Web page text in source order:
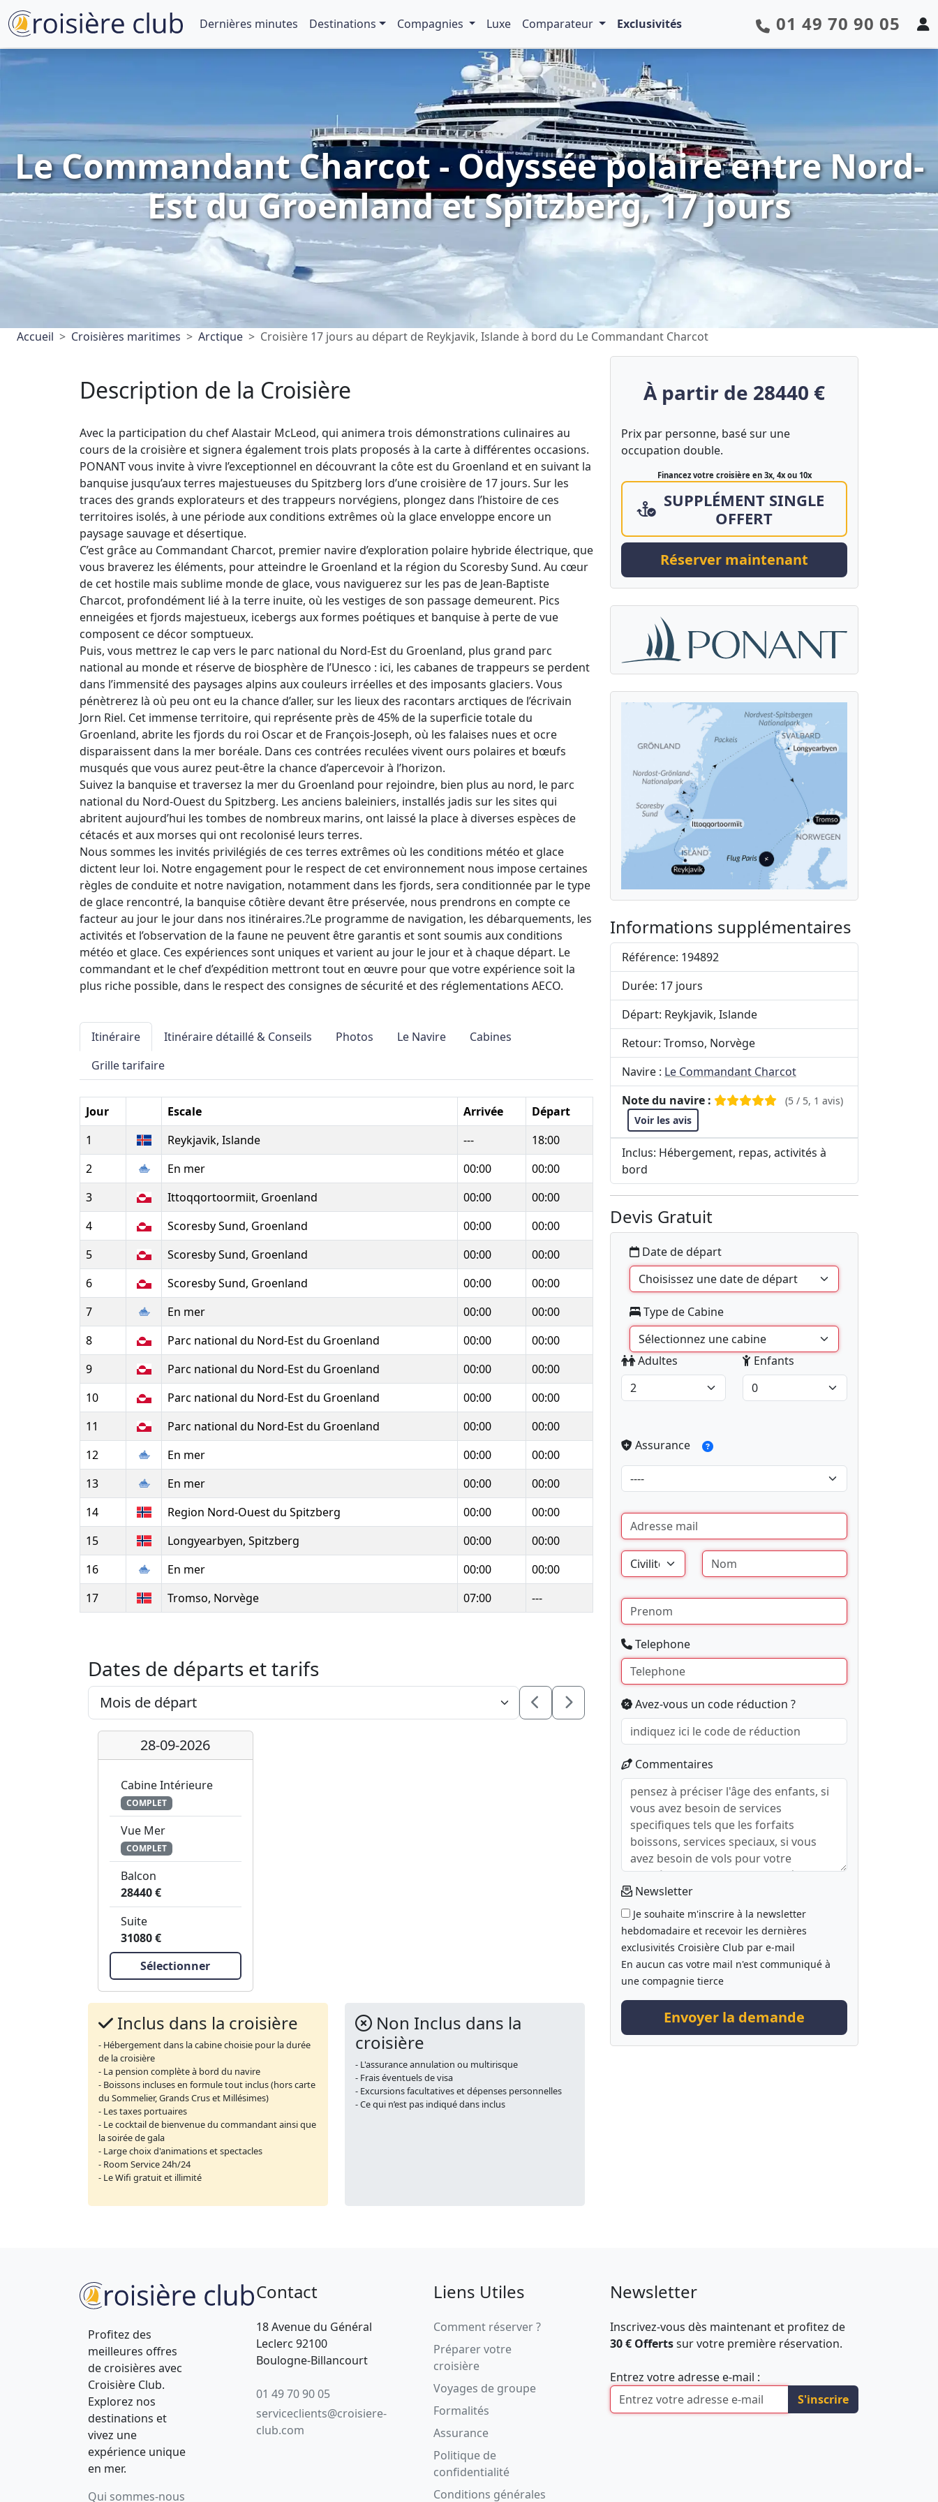
Dernières minutes Destinations Compagnies Luxe Comparateur Exclusivités 01 49 70 90 05
Le Commandant Charcot - Odyssée polaire entre Nord-
Est du Groenland et Spitzberg, 17 jours
Accueil Croisières maritimes Arctique Croisière 17 jours au départ de Reykjavik, Islande à bord du Le Commandant Charcot
Description de la Croisière
Avec la participation du chef Alastair McLeod, qui animera trois démonstrations culinaires au
cours de la croisière et signera également trois plats proposés à la carte à différentes occasions.
PONANT vous invite à vivre l’exceptionnel en découvrant la côte est du Groenland et en suivant la
banquise jusqu’aux terres majestueuses du Spitzberg lors d’une croisière de 17 jours. Sur les
traces des grands explorateurs et des trappeurs norvégiens, plongez dans l’histoire de ces
territoires isolés, à une période aux conditions extrêmes où la glace enveloppe encore un
paysage sauvage et désertique.
C’est grâce au Commandant Charcot, premier navire d’exploration polaire hybride électrique, que
vous braverez les éléments, pour atteindre le Groenland et la région du Scoresby Sund. Au cœur
de cet hostile mais sublime monde de glace, vous naviguerez sur les pas de Jean-Baptiste
Charcot, profondément lié à la terre inuite, où les vestiges de son passage demeurent. Pics
enneigées et fjords majestueux, icebergs aux formes poétiques et banquise à perte de vue
composent ce décor somptueux.
Puis, vous mettrez le cap vers le parc national du Nord-Est du Groenland, plus grand parc
national au monde et réserve de biosphère de l’Unesco : ici, les cabanes de trappeurs se perdent
dans l’immensité des paysages alpins aux couleurs irréelles et des imposants glaciers. Vous
pénètrerez là où peu ont eu la chance d’aller, sur les lieux des racontars arctiques de l’écrivain
Jorn Riel. Cet immense territoire, qui représente près de 45% de la superficie totale du
Groenland, abrite les fjords du roi Oscar et de François-Joseph, où les falaises nues et ocre
disparaissent dans la mer boréale. Dans ces contrées reculées vivent ours polaires et bœufs
musqués que vous aurez peut-être la chance d’apercevoir à l’horizon.
Suivez la banquise et traversez la mer du Groenland pour rejoindre, bien plus au nord, le parc
national du Nord-Ouest du Spitzberg. Les anciens baleiniers, installés jadis sur les sites qui
abritent aujourd’hui les tombes de nombreux marins, ont laissé la place à diverses espèces de
cétacés et aux morses qui ont recolonisé leurs terres.
Nous sommes les invités privilégiés de ces terres extrêmes où les conditions météo et glace
dictent leur loi. Notre engagement pour le respect de cet environnement nous impose certaines
règles de conduite et notre navigation, notamment dans les fjords, sera conditionnée par le type
de glace rencontré, la banquise côtière devant être préservée, nous prendrons en compte ce
facteur au jour le jour dans nos itinéraires.?Le programme de navigation, les débarquements, les
activités et l’observation de la faune ne peuvent être garantis et sont soumis aux conditions
météo et glace. Ces expériences sont uniques et varient au jour le jour et à chaque départ. Le
commandant et le chef d’expédition mettront tout en œuvre pour que votre expérience soit la
plus riche possible, dans le respect des consignes de sécurité et des réglementations AECO.
Itinéraire Itinéraire détaillé & Conseils Photos Le Navire
Cabines
Grille tarifaire
Jour Escale Arrivée
Départ
1
Reykjavik, Islande ---
18:00
2
En mer 00:00
00:00
3
Ittoqqortoormiit, Groenland 00:00
00:00
4
Scoresby Sund, Groenland 00:00
00:00
5
Scoresby Sund, Groenland 00:00
00:00
6
Scoresby Sund, Groenland 00:00
00:00
7
En mer 00:00
00:00
8
Parc national du Nord-Est du Groenland 00:00
00:00
9
Parc national du Nord-Est du Groenland 00:00
00:00
10
Parc national du Nord-Est du Groenland 00:00
00:00
11
Parc national du Nord-Est du Groenland 00:00
00:00
12
En mer 00:00
00:00
13
En mer 00:00
00:00
14
Region Nord-Ouest du Spitzberg 00:00
00:00
15
Longyearbyen, Spitzberg 00:00
00:00
16
En mer 00:00
00:00
17
Tromso, Norvège 07:00 ---
Dates de départs et tarifs
28-09-2026
Cabine Intérieure
COMPLET
Vue Mer
COMPLET
Balcon
28440 €
Suite
31080 €
Sélectionner
Inclus dans la croisière
- Hébergement dans la cabine choisie pour la durée
de la croisière
- La pension complète à bord du navire
- Boissons incluses en formule tout inclus (hors carte
du Sommelier, Grands Crus et Millésimes)
- Les taxes portuaires
- Le cocktail de bienvenue du commandant ainsi que
la soirée de gala
- Large choix d'animations et spectacles
- Room Service 24h/24
- Le Wifi gratuit et illimité
Non Inclus dans la
croisière
- L'assurance annulation ou multirisque
- Frais éventuels de visa
- Excursions facultatives et dépenses personnelles
- Ce qui n’est pas indiqué dans inclus
À partir de 28440 €
Prix par personne, basé sur une
occupation double.
Financez votre croisière en 3x, 4x ou 10x
SUPPLÉMENT SINGLE
OFFERT
Réserver maintenant
Informations supplémentaires
Référence: 194892
Durée: 17 jours
Départ: Reykjavik, Islande
Retour: Tromso, Norvège
Navire : Le Commandant Charcot
Note du navire :
(5 / 5, 1 avis)
Voir les avis
Inclus: Hébergement, repas, activités à
bord
Devis Gratuit
Date de départ
Type de Cabine
Adultes Enfants
Assurance
Telephone
Avez-vous un code réduction ?
Commentaires
Newsletter
Je souhaite m'inscrire à la newsletter
hebdomadaire et recevoir les dernières
exclusivités Croisière Club par e-mail
En aucun cas votre mail n'est communiqué à
une compagnie tierce
Envoyer la demande
Profitez des
meilleures offres
de croisières avec
Croisière Club.
Explorez nos
destinations et
vivez une
expérience unique
en mer.
Qui sommes-nous
Contact
18 Avenue du Général
Leclerc 92100
Boulogne-Billancourt
01 49 70 90 05
serviceclients@croisiere-
club.com
Liens Utiles
Comment réserver ?
Préparer votre
croisière
Voyages de groupe
Formalités
Assurance
Politique de
confidentialité
Conditions générales
Newsletter
Inscrivez-vous dès maintenant et profitez de
30 € Offertssur votre première réservation.
Entrez votre adresse e-mail :
S'inscrire